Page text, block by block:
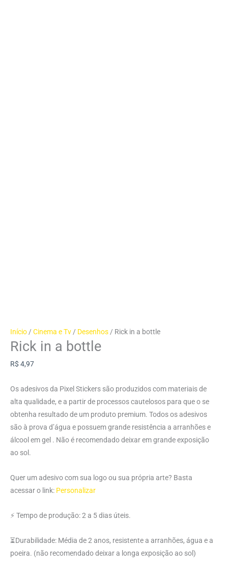
Início/ Cinema e Tv/ Desenhos/ Rick in a bottle
Rick in a bottle
R$ 4,97
Os adesivos da Pixel Stickers são produzidos com materiais de
alta qualidade, e a partir de processos cautelosos para que o se
obtenha resultado de um produto premium. Todos os adesivos
são à prova d’água e possuem grande resistência a arranhões e
álcool em gel . Não é recomendado deixar em grande exposição
ao sol.
Quer um adesivo com sua logo ou sua própria arte? Basta
acessar o link: Personalizar
⚡ Tempo de produção: 2 a 5 dias úteis.
⏳Durabilidade: Média de 2 anos, resistente a arranhões, água e a
poeira. (não recomendado deixar a longa exposição ao sol)